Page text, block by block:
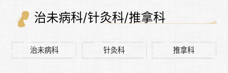
治未病科/针灸科/推拿科
治未病科 针灸科 推拿科